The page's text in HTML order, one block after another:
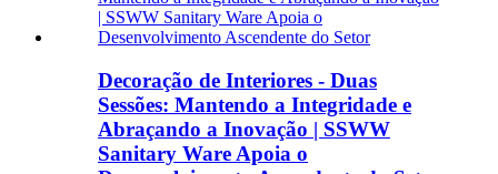
Decoração de Interiores - Duas
Sessões: Mantendo a Integridade e
Abraçando a Inovação | SSWW
Sanitary Ware Apoia o